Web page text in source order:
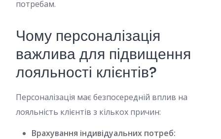
потребам.
Чому персоналізація
важлива для підвищення
лояльності клієнтів?
Персоналізація має безпосередній вплив на
лояльність клієнтів з кількох причин:
Врахування індивідуальних потреб: